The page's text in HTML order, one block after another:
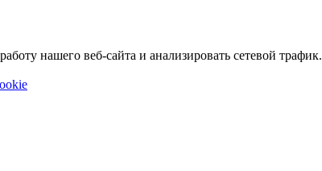
нашего веб-сайта и анализировать сетевой трафик.